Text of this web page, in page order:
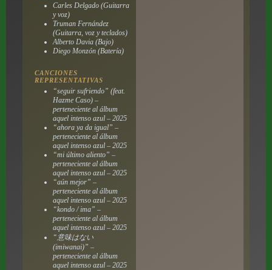
Carles Delgado (Guitarra
y voz)
Truman Fernández
(Guitarra, voz y teclados)
Alberto Davia (Bajo)
Diego Monzón (Batería)
CANCIONES
REPRESENTATIVAS
“seguir sufriendo” (feat.
Hazme Caso) –
perteneciente al álbum
aquel intenso azul– 2025
“ahora ya da igual” –
perteneciente al álbum
aquel intenso azul– 2025
“mi último aliento” –
perteneciente al álbum
aquel intenso azul– 2025
“aún mejor” –
perteneciente al álbum
aquel intenso azul– 2025
“kondo / ima” –
perteneciente al álbum
aquel intenso azul– 2025
“意味はない
(imiwanai)” –
perteneciente al álbum
aquel intenso azul– 2025